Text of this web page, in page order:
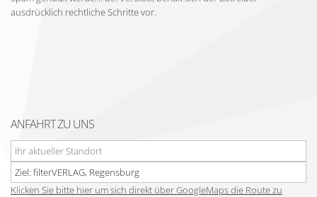
ausdrücklich rechtliche Schritte vor.
ANFAHRT ZU UNS
Klicken Sie bitte hier um sich direkt über GoogleMaps die Route zu